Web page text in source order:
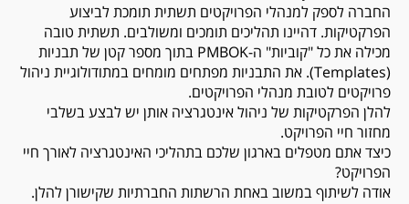
החברה לספק למנהלי הפרויקטים תשתית תומכת לביצוע
הפרקטיקות. דהיינו תהליכים תומכים ומשולבים. תשתית טובה
מכילה את כל "קוביות" ה-PMBOK בתוך מספר קטן של תבניות
(Templates). את התבניות מפתחים מומחים במתודולוגיית ניהול
פרויקטים לטובת מנהלי הפרויקטים.
להלן הפרקטיקות של ניהול אינטגרציה אותן יש לבצע בשלבי
מחזור חיי הפרויקט.
כיצד אתם מטפלים בארגון שלכם בתהליכי האינטגרציה לאורך חיי
הפרויקט?
אודה לשיתוף במשוב באחת הרשתות החברתיות שקישורן להלן.